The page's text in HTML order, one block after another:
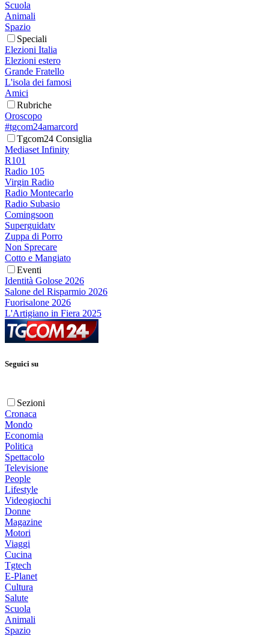
Scuola
Animali
Spazio
Speciali
Elezioni Italia
Elezioni estero
Grande Fratello
L'isola dei famosi
Amici
Rubriche
Oroscopo
#tgcom24amarcord
Tgcom24 Consiglia
Mediaset Infinity
R101
Radio 105
Virgin Radio
Radio Montecarlo
Radio Subasio
Comingsoon
Superguidatv
Zuppa di Porro
Non Sprecare
Cotto e Mangiato
Eventi
Identità Golose 2026
Salone del Risparmio 2026
Fuorisalone 2026
L'Artigiano in Fiera 2025
Seguici su
Sezioni
Cronaca
Mondo
Economia
Politica
Spettacolo
Televisione
People
Lifestyle
Videogiochi
Donne
Magazine
Motori
Viaggi
Cucina
Tgtech
E-Planet
Cultura
Salute
Scuola
Animali
Spazio